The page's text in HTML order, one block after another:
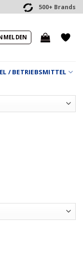
500+ Brands
/ BETRIEBSMITTEL